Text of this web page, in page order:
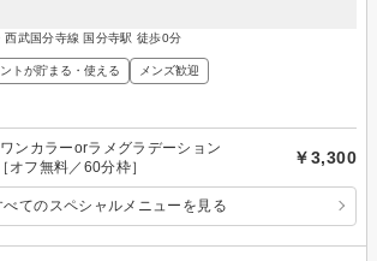
西武国分寺線 国分寺駅 徒歩0分
トが貯まる・使える メンズ歓迎
ンカラーorラメグラデーション
オフ無料／60分枠］
￥3,300
べてのスペシャルメニューを見る